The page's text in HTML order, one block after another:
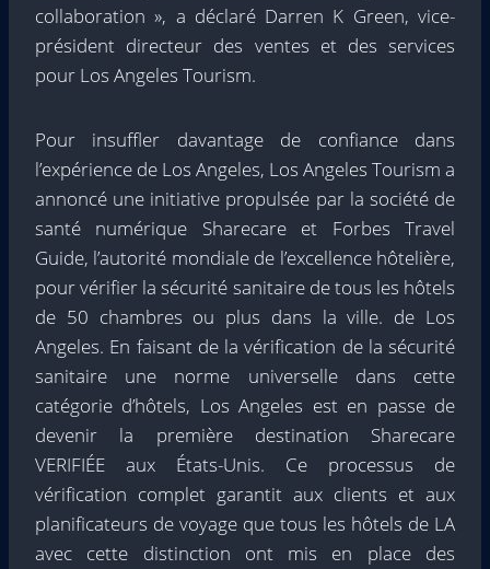
collaboration », a déclaré Darren K Green, vice-
président directeur des ventes et des services
pour Los Angeles Tourism.
Pour insuffler davantage de confiance dans
l’expérience de Los Angeles, Los Angeles Tourism a
annoncé une initiative propulsée par la société de
santé numérique Sharecare et Forbes Travel
Guide, l’autorité mondiale de l’excellence hôtelière,
pour vérifier la sécurité sanitaire de tous les hôtels
de 50 chambres ou plus dans la ville. de Los
Angeles. En faisant de la vérification de la sécurité
sanitaire une norme universelle dans cette
catégorie d’hôtels, Los Angeles est en passe de
devenir la première destination Sharecare
VERIFIÉE aux États-Unis. Ce processus de
vérification complet garantit aux clients et aux
planificateurs de voyage que tous les hôtels de LA
avec cette distinction ont mis en place des